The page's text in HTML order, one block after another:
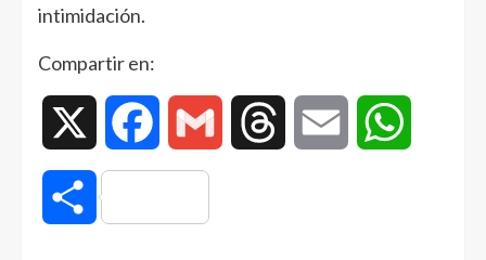
intimidación.
Compartir en:
Facebook Gmail Threads Email
Compartir